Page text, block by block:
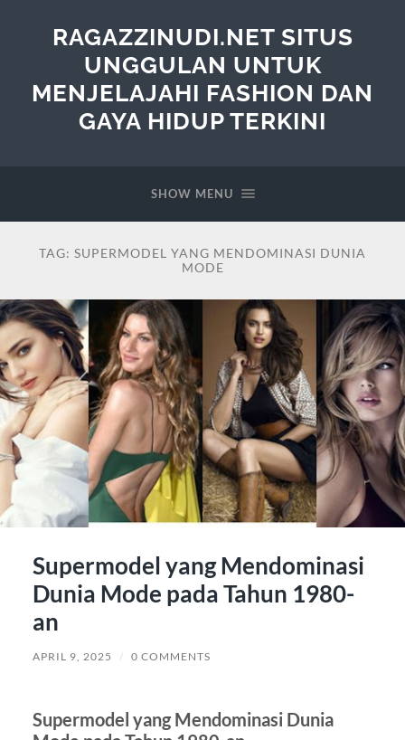
RAGAZZINUDI.NET SITUS
UNGGULAN UNTUK
MENJELAJAHI FASHION DAN
GAYA HIDUP TERKINI
SHOW MENU
TAG: SUPERMODEL YANG MENDOMINASI DUNIA
MODE
Supermodel yang Mendominasi
Dunia Mode pada Tahun 1980-
an
APRIL 9, 2025 / 0 COMMENTS
Supermodel yang Mendominasi Dunia